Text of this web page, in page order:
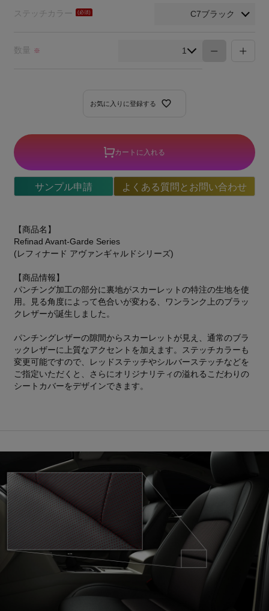
ステッチカラー
お気に入りに登録する
数量 ※
カートに入れる
サンプル申請 よくある質問とお問い合わせ
【商品名】
Refinad Avant-Garde Series
(レフィナード アヴァンギャルドシリーズ)
【商品情報】
パンチング加工の部分に裏地がスカーレットの特注の生地を使
用。見る角度によって色合いが変わる、ワンランク上のブラッ
クレザーが誕生しました。
パンチングレザーの隙間からスカーレットが見え、通常のブラ
ックレザーに上質なアクセントを加えます。ステッチカラーも
変更可能ですので、レッドステッチやシルバーステッチなどを
ご指定いただくと、さらにオリジナリティの溢れるこだわりの
シートカバーをデザインできます。